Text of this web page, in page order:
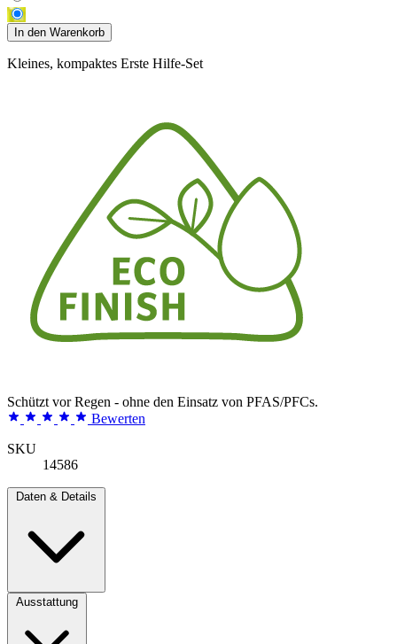
In den Warenkorb
Kleines, kompaktes Erste Hilfe-Set
Schützt vor Regen - ohne den Einsatz von PFAS/PFCs.
Bewerten
SKU
14586
Daten & Details
Ausstattung